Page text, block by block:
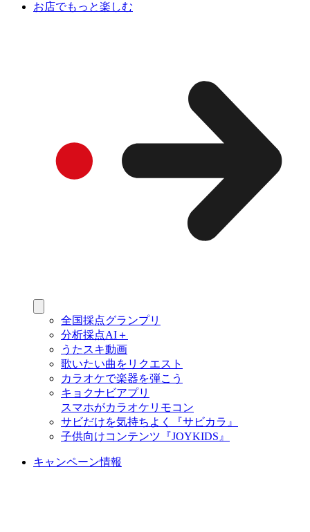
お店でもっと楽しむ
全国採点グランプリ
分析採点AI＋
うたスキ動画
歌いたい曲をリクエスト
カラオケで楽器を弾こう
キョクナビアプリ
スマホがカラオケリモコン
サビだけを気持ちよく『サビカラ』
子供向けコンテンツ『JOYKIDS』
キャンペーン情報